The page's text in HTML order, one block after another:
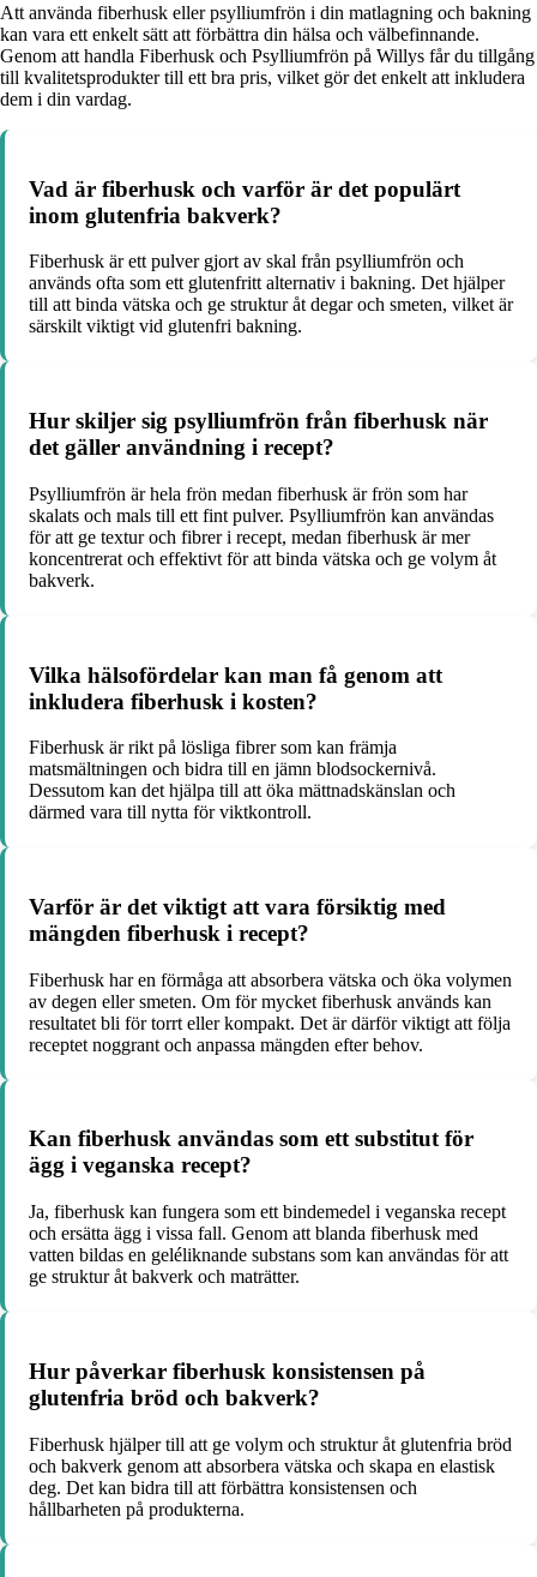
Att använda fiberhusk eller psylliumfrön i din matlagning och bakning
kan vara ett enkelt sätt att förbättra din hälsa och välbefinnande.
Genom att handla Fiberhusk och Psylliumfrön på Willys får du tillgång
till kvalitetsprodukter till ett bra pris, vilket gör det enkelt att inkludera
dem i din vardag.
Vad är fiberhusk och varför är det populärt
inom glutenfria bakverk?
Fiberhusk är ett pulver gjort av skal från psylliumfrön och
används ofta som ett glutenfritt alternativ i bakning. Det hjälper
till att binda vätska och ge struktur åt degar och smeten, vilket är
särskilt viktigt vid glutenfri bakning.
Hur skiljer sig psylliumfrön från fiberhusk när
det gäller användning i recept?
Psylliumfrön är hela frön medan fiberhusk är frön som har
skalats och mals till ett fint pulver. Psylliumfrön kan användas
för att ge textur och fibrer i recept, medan fiberhusk är mer
koncentrerat och effektivt för att binda vätska och ge volym åt
bakverk.
Vilka hälsofördelar kan man få genom att
inkludera fiberhusk i kosten?
Fiberhusk är rikt på lösliga fibrer som kan främja
matsmältningen och bidra till en jämn blodsockernivå.
Dessutom kan det hjälpa till att öka mättnadskänslan och
därmed vara till nytta för viktkontroll.
Varför är det viktigt att vara försiktig med
mängden fiberhusk i recept?
Fiberhusk har en förmåga att absorbera vätska och öka volymen
av degen eller smeten. Om för mycket fiberhusk används kan
resultatet bli för torrt eller kompakt. Det är därför viktigt att följa
receptet noggrant och anpassa mängden efter behov.
Kan fiberhusk användas som ett substitut för
ägg i veganska recept?
Ja, fiberhusk kan fungera som ett bindemedel i veganska recept
och ersätta ägg i vissa fall. Genom att blanda fiberhusk med
vatten bildas en geléliknande substans som kan användas för att
ge struktur åt bakverk och maträtter.
Hur påverkar fiberhusk konsistensen på
glutenfria bröd och bakverk?
Fiberhusk hjälper till att ge volym och struktur åt glutenfria bröd
och bakverk genom att absorbera vätska och skapa en elastisk
deg. Det kan bidra till att förbättra konsistensen och
hållbarheten på produkterna.